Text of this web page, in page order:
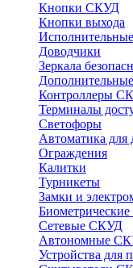
Кнопки СКУД
Кнопки выхода
Доводчики
Зеркала
Контроллеры
Терминалы
Светофоры
Автоматика для
Ограждения
Калитки
Турникеты
Замки и
Сетевые СКУД
Автономные
Устройства для